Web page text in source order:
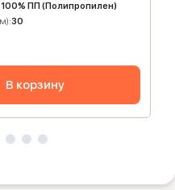
100% ПП (Полипропилен)
30
В корзину